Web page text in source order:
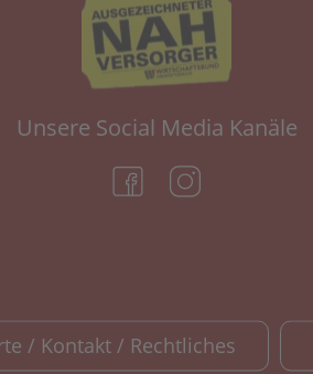
Unsere Social Media Kanäle
(öffnet in neuem Tab)
/ Kontakt / Rechtliches